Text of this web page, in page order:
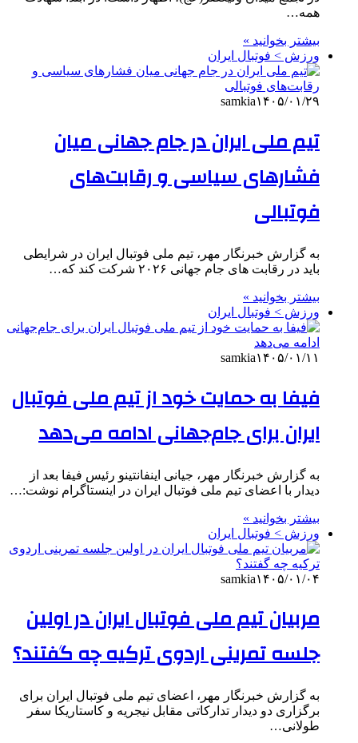
همه…
بیشتر بخوانید »
ورزش > فوتبال ایران
samkia۱۴۰۵/۰۱/۲۹
تیم ملی ایران در جام جهانی میان
فشارهای سیاسی و رقابت‌های
فوتبالی
به گزارش خبرنگار مهر، تیم ملی فوتبال ایران در شرایطی
باید در رقابت های جام جهانی ۲۰۲۶ شرکت کند که…
بیشتر بخوانید »
ورزش > فوتبال ایران
samkia۱۴۰۵/۰۱/۱۱
فیفا به حمایت خود از تیم ملی فوتبال
ایران برای جام‌جهانی ادامه می‌دهد
به گزارش خبرنگار مهر، جیانی اینفانتینو رئیس فیفا بعد از
دیدار با اعضای تیم ملی فوتبال ایران در اینستاگرام نوشت:…
بیشتر بخوانید »
ورزش > فوتبال ایران
samkia۱۴۰۵/۰۱/۰۴
مربیان تیم ملی فوتبال ایران در اولین
جلسه تمرینی اردوی ترکیه چه گفتند؟
به گزارش خبرنگار مهر، اعضای تیم ملی فوتبال ایران برای
برگزاری دو دیدار تدارکاتی مقابل نیجریه و کاستاریکا سفر
طولانی…